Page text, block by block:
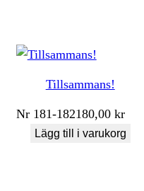
Tillsammans!
Nr 181-182180,00 kr
Lägg till i varukorg